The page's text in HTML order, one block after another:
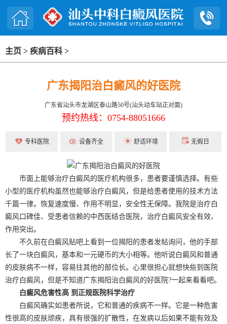
主页 > 疾病百科 >
广东揭阳治白癜风的好医院
广东省汕头市龙湖区泰山路50号(汕头动车站正对面)
预约热线：0754-88051666
专科医院 设备齐全 舒适环境 无假日
市面上能够治疗白癜风的医疗机构很多，患者要谨慎选择。有些
小型的医疗机构虽然也能够治疗白癜风，但是给患者使用的技术方法
千篇一律。恢复速度慢、作用不明显，安全性无保障。我院是治疗白
癜风口碑佳、受患者信赖的中西医结合医院，治疗白癜风安全有效、
作用突出。
不久前在白癜风贴吧上看到一位揭阳的患者发帖询问，他的手部
长了一块白癜风，基本和一元硬币的大小相等。他听说白癜风和普通
的皮肤病不一样，容易往其他的部位长。心里很担心就想快些到医院
治疗白癜风，但是不知道广东揭阳治白癜风的好医院?一起来看看吧。
白癜风危害性高 到正规医院科学治疗
白癜风确实如患者所说，它和普通的疾病不一样。它是一种危害
性很高的皮肤顽疾，具有很强的扩散性，在发病以后如果不能有效及